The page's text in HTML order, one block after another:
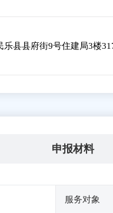
乐县县府街9号住建局3楼
申报材料
服务对象